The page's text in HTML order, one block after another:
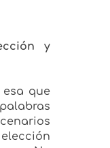
y
que